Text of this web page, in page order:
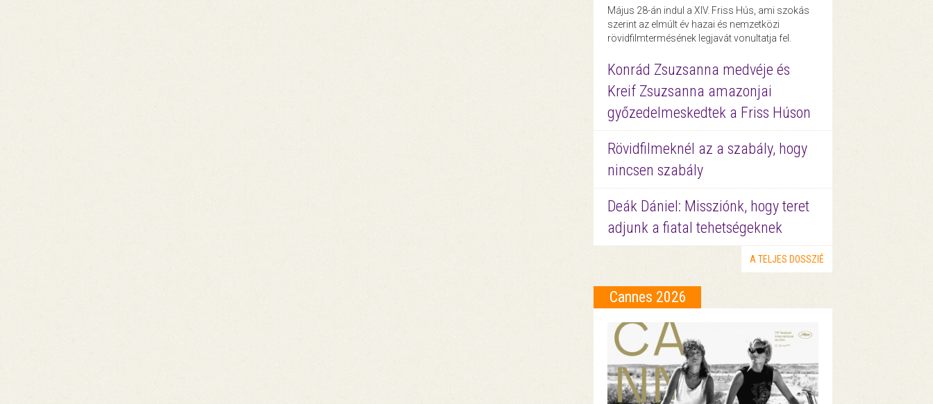
Május 28-án indul a XIV. Friss Hús, ami szokás
szerint az elmúlt év hazai és nemzetközi
rövidfilmtermésének legjavát vonultatja fel.
Konrád Zsuzsanna medvéje és
Kreif Zsuzsanna amazonjai
győzedelmeskedtek a Friss Húson
Rövidfilmeknél az a szabály, hogy
nincsen szabály
Deák Dániel: Missziónk, hogy teret
adjunk a fiatal tehetségeknek
A TELJES DOSSZIÉ
Cannes 2026